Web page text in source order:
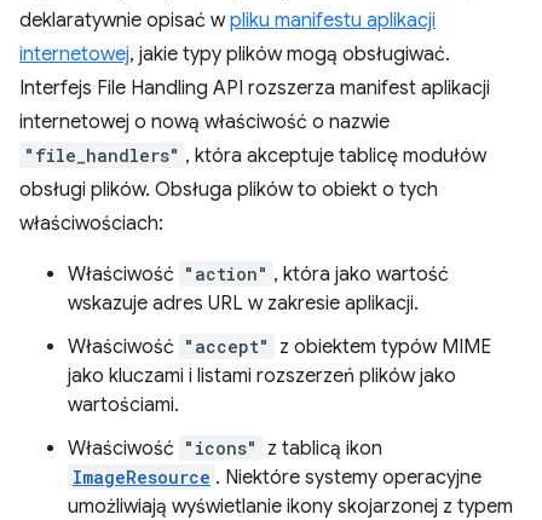
deklaratywnie opisać wpliku manifestu aplikacji
internetowej, jakie typy plików mogą obsługiwać.
Interfejs File Handling API rozszerza manifest aplikacji
internetowej o nową właściwość o nazwie
"file_handlers" , która akceptuje tablicę modułów
obsługi plików. Obsługa plików to obiekt o tych
właściwościach:
Właściwość "action" , która jako wartość
wskazuje adres URL w zakresie aplikacji.
Właściwość "accept"
z obiektem typów MIME
jako kluczami i listami rozszerzeń plików jako
wartościami.
Właściwość "icons" z tablicą ikon
ImageResource . Niektóre systemy operacyjne
umożliwiają wyświetlanie ikony skojarzonej z typem